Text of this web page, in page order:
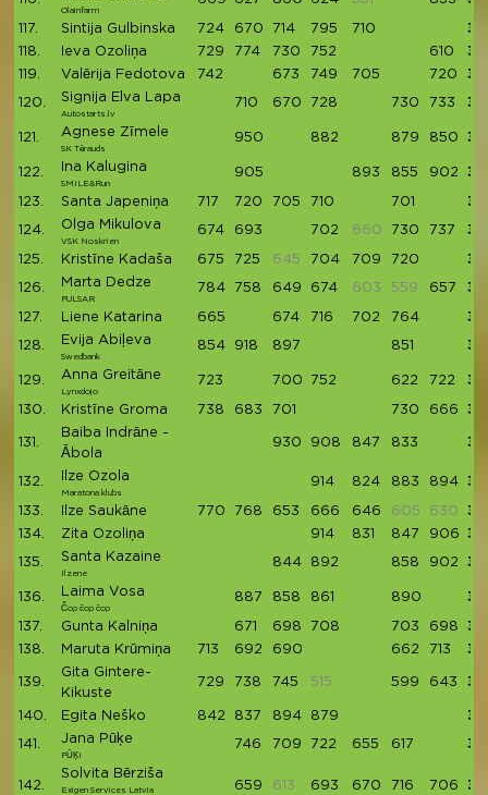
Olainfarm
117. Sintija Gulbinska 724 670 714 795 710
118.
Ieva Ozoliņa 729 774 730 752 610
119.
Valērija Fedotova 742 673 749 705 720
120. Signija Elva Lapa
Autostarts.lv
710 670 728 730 733
121. Agnese Zīmele
SK Tērauds
950 882 879 850
122. Ina Kalugina
SMILE&Run
905 893 855 902
123. Santa Japeniņa 717 720 705 710 701
124. Olga Mikulova
VSK Noskrien
674 693 702 660 730 737
125. Kristīne Kadaša 675 725 645 704 709 720
126. Marta Dedze
PULSAR
784 758 649 674 603 559 657
127. Liene Katarina 665 674 716 702 764
128. Evija Abiļeva
Swedbank
854 918 897 851
129. Anna Greitāne
Lynxdojo
723 700 752 622 722
130. Kristīne Groma 738 683 701 730 666
131.
Baiba Indrāne -
Ābola
930 908 847 833
132. Ilze Ozola
Maratona klubs
914 824 883 894
133. Ilze Saukāne 770 768 653 666 646 605 630
134.
Zita Ozoliņa 914 831 847 906
135. Santa Kazaine
Ilzene
844 892 858 902
136. Laima Vosa
Čop čop čop
887 858 861 890
137. Gunta Kalniņa 671 698 708 703 698
138.
Maruta Krūmiņa 713 692 690 662 713
139.
Gita Gintere-
Kikuste
729 738 745 515 599 643
140. Egita Neško 842 837 894 879
141. Jana Pūķe
PŪĶI
746 709 722 655 617
142.
Solvita Bērziša
Exigen Services Latvia
659 613 693 670 716 706